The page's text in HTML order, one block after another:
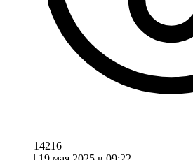
14216